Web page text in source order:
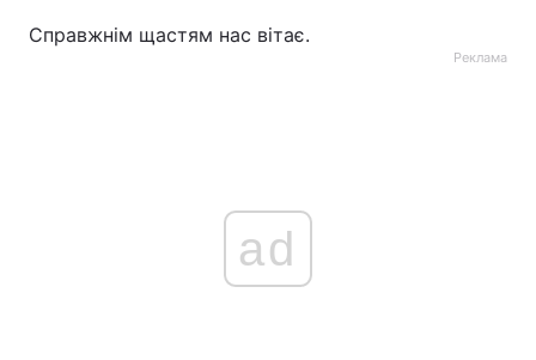
Справжнім щастям нас вітає.
Реклама
ad